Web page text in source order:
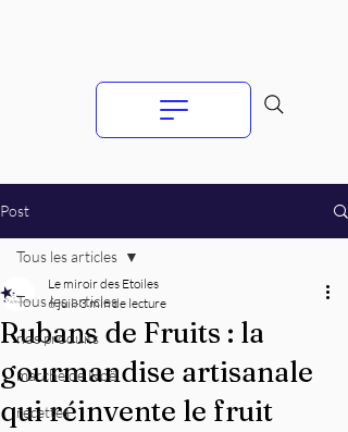
Post
Tous les articles
nos produits
marché de Noël
recettes
Tous les articles
Rubans de Fruits : la
gourmandise artisanale
qui réinvente le fruit
Le miroir des Etoiles
6 juil. 3 min de lecture